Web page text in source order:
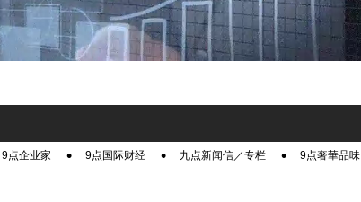
9点企业家 9点国际财经 九点新闻信／专栏 9点奢華品味